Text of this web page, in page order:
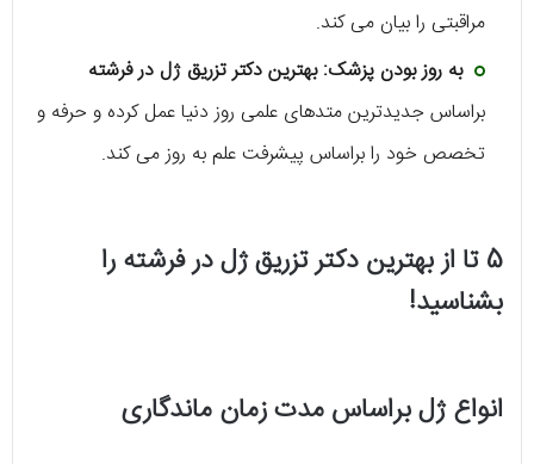
مراقبتی را بیان می کند.
به روز بودن پزشک: بهترین دکتر تزریق ژل در فرشته
براساس جدیدترین متدهای علمی روز دنیا عمل کرده و حرفه و
تخصص خود را براساس پیشرفت علم به روز می کند.
5 تا از بهترین دکتر تزریق ژل در فرشته را
بشناسید!
انواع ژل براساس مدت زمان ماندگاری